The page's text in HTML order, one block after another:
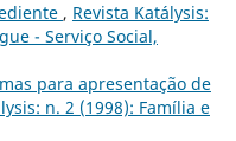
, Revista Katálysis:
- Serviço Social,
para apresentação de
n. 2 (1998): Família e